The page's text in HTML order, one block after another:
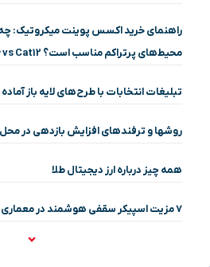
راهنمای خرید اکسس پوینت میکروتیک:
محیط‌های پرتراکم مناسب است؟ Cat4 vs Cat6 vs Cat12
تبلیغات انتخابات با طرح‌های لایه باز
روشها و ترفندهای افزایش بازدهی در محل
همه چیز درباره ارز دیجیتال طلا
۷ مزیت اسپیکر سقفی هوشمند در معماری خانه‌ های مدرن